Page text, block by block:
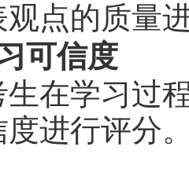
观点的质量
可信度
生在学习过
度进行评分